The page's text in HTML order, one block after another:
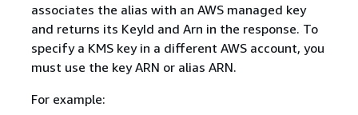
associates the alias with an AWS managed key
and returns its KeyId and Arn in the response. To
specify a KMS key in a different AWS account, you
must use the key ARN or alias ARN.
For example: